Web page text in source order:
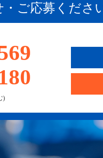
ご応募くださ
)